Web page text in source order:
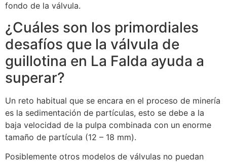
fondo de la válvula.
¿Cuáles son los primordiales
desafíos que la válvula de
guillotina en La Falda ayuda a
superar?
Un reto habitual que se encara en el proceso de minería
es la sedimentación de partículas, esto se debe a la
baja velocidad de la pulpa combinada con un enorme
tamaño de partícula (12 – 18 mm).
Posiblemente otros modelos de válvulas no puedan